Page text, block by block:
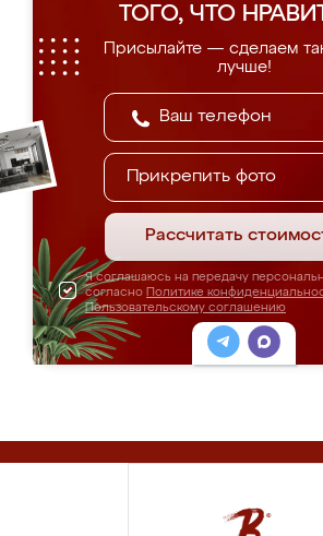
ТОГО, ЧТО
Присылайте — сделаем
лучше!
Прикрепить фото
Рассчитать
Я соглашаюсь на передачу
согласно Политике
Пользовательскому соглашению